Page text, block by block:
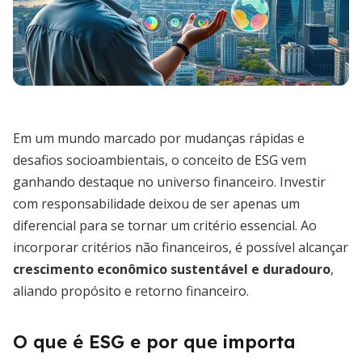
Em um mundo marcado por mudanças rápidas e
desafios socioambientais, o conceito de ESG vem
ganhando destaque no universo financeiro. Investir
com responsabilidade deixou de ser apenas um
diferencial para se tornar um critério essencial. Ao
incorporar critérios não financeiros, é possível alcançar
crescimento econômico sustentável e duradouro,
aliando propósito e retorno financeiro.
O que é ESG e por que importa